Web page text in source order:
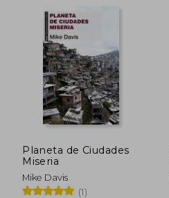
Planeta de Ciudades
Miseria
Mike Davis
(1)